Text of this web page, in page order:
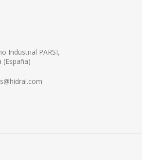
Industrial PARSI,
(España)